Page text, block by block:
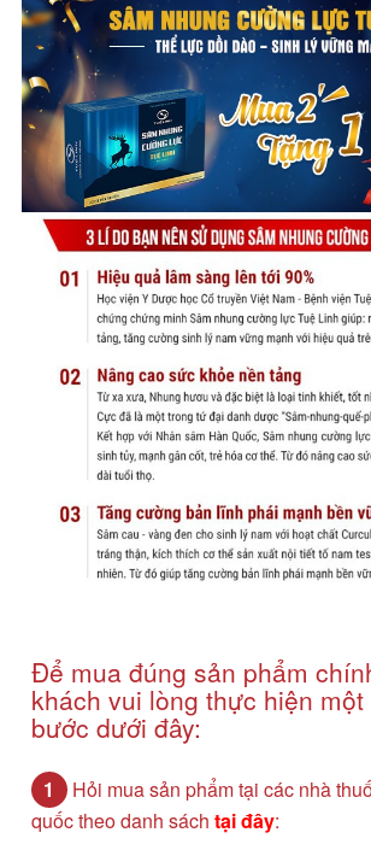
Để mua đúng sản phẩm
khách vui lòng thực hiện
bước dưới đây:
1 Hỏi mua sản phẩm tại các nhà
quốc theo danh sách tại đây: